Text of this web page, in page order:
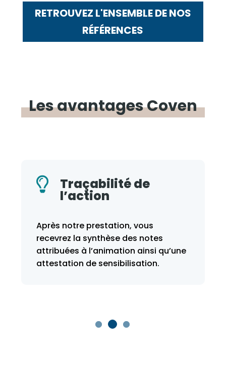
RETROUVEZ L'ENSEMBLE DE NOS
RÉFÉRENCES
Les avantagesCoven
 Formation
un programme de formation.
Demandez une prise en charge à
votre OPCO